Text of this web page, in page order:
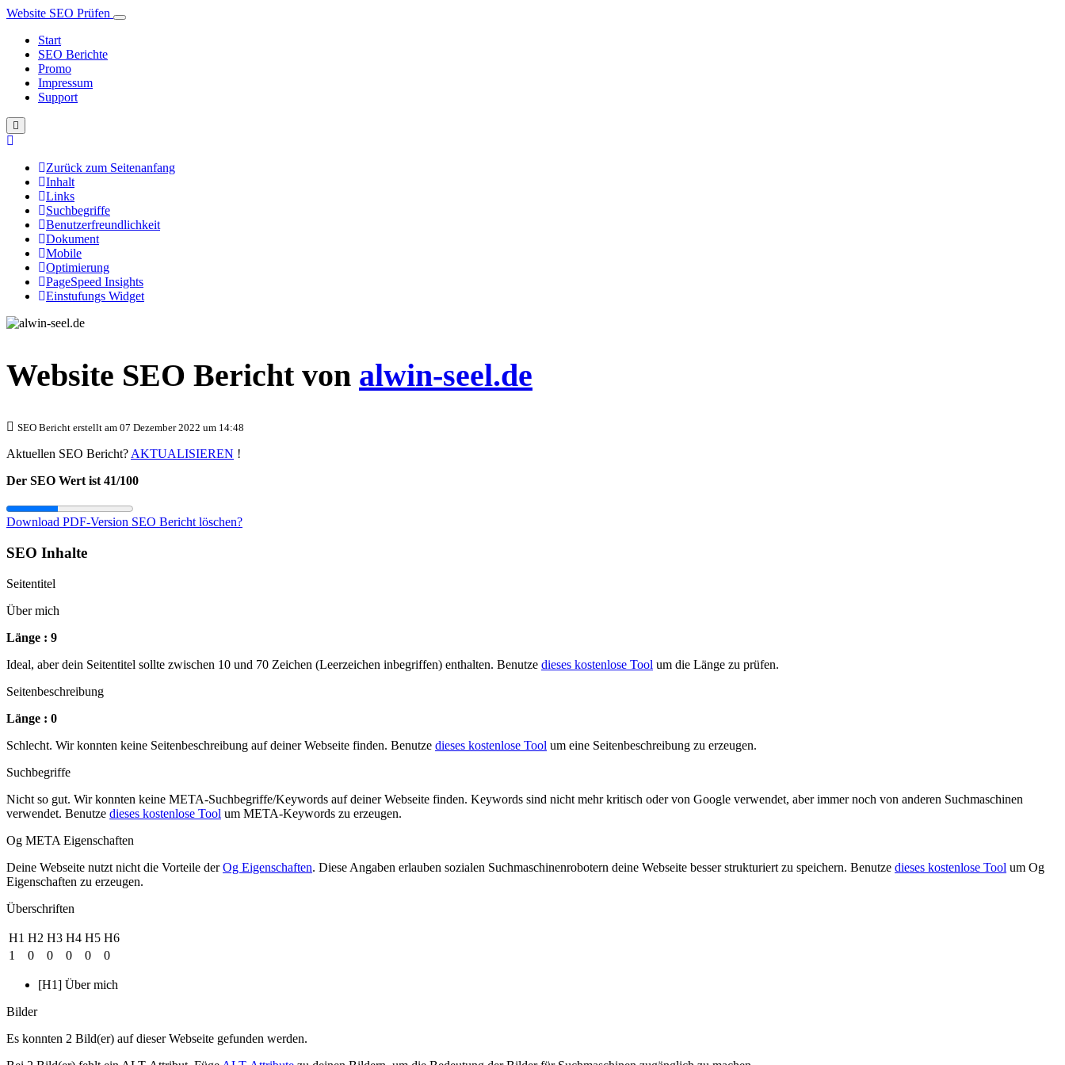
Website SEO Prüfen
Start
SEO Berichte
Promo
Impressum
Support
Zurück zum Seitenanfang
Inhalt
Links
Suchbegriffe
Benutzerfreundlichkeit
Dokument
Mobile
Optimierung
PageSpeed Insights
Einstufungs Widget
Website SEO Bericht von alwin-seel.de
SEO Bericht erstellt am 07 Dezember 2022 um 14:48
Aktuellen SEO Bericht? AKTUALISIEREN !
Der SEO Wert ist 41/100
Download PDF-Version SEO Bericht löschen?
SEO Inhalte
Seitentitel
Über mich
Länge : 9
Ideal, aber dein Seitentitel sollte zwischen 10 und 70 Zeichen (Leerzeichen inbegriffen) enthalten. Benutze dieses kostenlose Tool um die Länge zu prüfen.
Seitenbeschreibung
Länge : 0
Schlecht. Wir konnten keine Seitenbeschreibung auf deiner Webseite finden. Benutze dieses kostenlose Tool um eine Seitenbeschreibung zu erzeugen.
Suchbegriffe
Nicht so gut. Wir konnten keine META-Suchbegriffe/Keywords auf deiner Webseite finden. Keywords sind nicht mehr kritisch oder von Google verwendet, aber immer noch von anderen Suchmaschinen
verwendet. Benutze dieses kostenlose Tool um META-Keywords zu erzeugen.
Og META Eigenschaften
Deine Webseite nutzt nicht die Vorteile derOg Eigenschaften. Diese Angaben erlauben sozialen Suchmaschinenrobotern deine Webseite besser strukturiert zu speichern. Benutze dieses kostenlose Tool um Og
Eigenschaften zu erzeugen.
Überschriften
H1 H2 H3 H4 H5 H6
1
0 0 0 0 0
[H1] Über mich
Bilder
Es konnten 2 Bild(er) auf dieser Webseite gefunden werden.